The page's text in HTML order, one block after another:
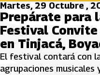
Martes, 29 Octubre ,
Prepárate para
Festival Convite
en Tinjacá,
El festival contará con
agrupaciones musicales